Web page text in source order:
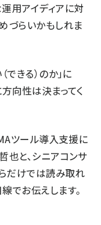
用アイディアに対
づらいかもしれま
できる）のか」に
向性は決まってく
ツール導入支援に
と、シニアコンサ
だけでは読み取れ
でお伝えします。